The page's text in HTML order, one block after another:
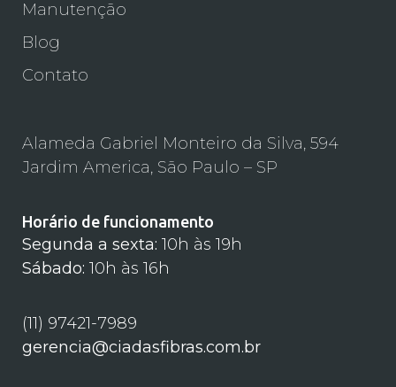
Manutenção
Blog
Contato
Alameda Gabriel Monteiro da Silva, 594
Jardim America, São Paulo – SP
Horário de funcionamento
Segunda a sexta: 10h às 19h
Sábado: 10h às 16h
(11) 97421-7989
gerencia@ciadasfibras.com.br